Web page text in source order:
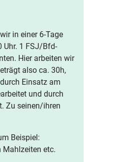
in einer 6-Tage
Uhr. 1 FSJ/Bfd-
Hier arbeiten wir
also ca. 30h,
Einsatz am
und durch
Zu seinen/ihren
Beispiel:
Mahlzeiten etc.